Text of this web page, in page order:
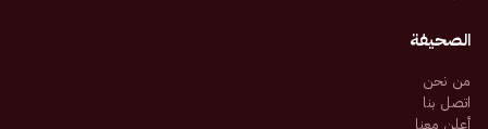
الصحيفة
من نحن
اتصل بنا
أعلن معنا